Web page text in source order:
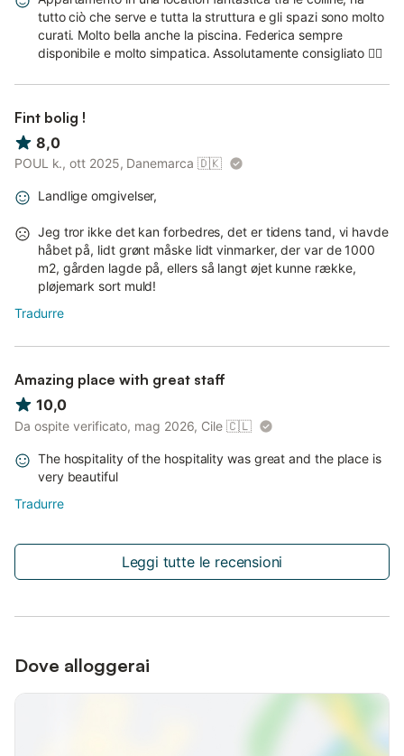
tutto ciò che serve e tutta la struttura e gli spazi sono molto
curati. Molto bella anche la piscina. Federica sempre
disponibile e molto simpatica. Assolutamente consigliato 👍🏼
Fint bolig !
8,0
POUL k., ott 2025, Danemarca 🇩🇰
Landlige omgivelser,
Jeg tror ikke det kan forbedres, det er tidens tand, vi havde
håbet på, lidt grønt måske lidt vinmarker, der var de 1000
m2, gården lagde på, ellers så langt øjet kunne række,
pløjemark sort muld!
Tradurre
Amazing place with great staff
10,0
Da ospite verificato, mag 2026, Cile 🇨🇱
The hospitality of the hospitality was great and the place is
very beautiful
Tradurre
Leggi tutte le recensioni
Dove alloggerai